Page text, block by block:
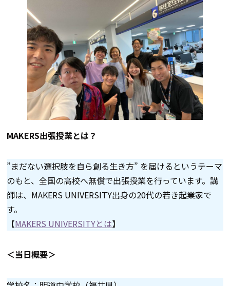
MAKERS出張授業とは？
”まだない選択肢を自ら創る生き方” を届けるというテーマ
のもと、全国の高校へ無償で出張授業を行っています。講
師は、MAKERS UNIVERSITY出身の20代の若き起業家で
す。
【MAKERS UNIVERSITYとは】
＜当日概要＞